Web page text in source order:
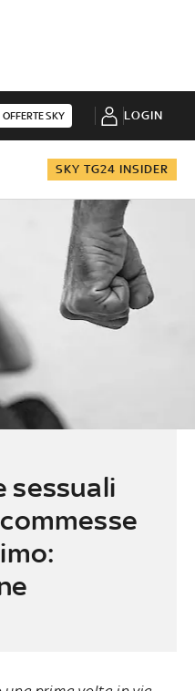
OFFERTE SKY LOGIN
SKY TG24 INSIDER
sessuali